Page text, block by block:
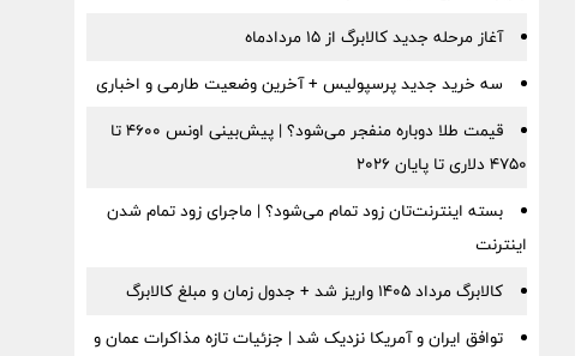
آغاز مرحله جدید کالابرگ از ۱۵ مردادماه
سه خرید جدید پرسپولیس + آخرین وضعیت طارمی و اخباری
قیمت طلا دوباره منفجر می‌شود؟ | پیش‌بینی اونس ۴۶۰۰ تا
۴۷۵۰ دلاری تا پایان ۲۰۲۶
بسته اینترنت‌تان زود تمام می‌شود؟ | ماجرای زود تمام شدن
اینترنت
کالابرگ مرداد ۱۴۰۵ واریز شد + جدول زمان و مبلغ کالابرگ
توافق ایران و آمریکا نزدیک شد | جزئیات تازه مذاکرات عمان و